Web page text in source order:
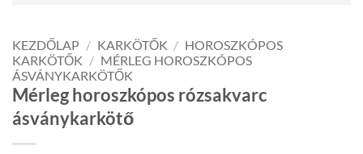
KEZDŐLAP / KARKÖTŐK / HOROSZKÓPOS
KARKÖTŐK / MÉRLEG HOROSZKÓPOS
ÁSVÁNYKARKÖTŐK
Mérleg horoszkópos rózsakvarc
ásványkarkötő